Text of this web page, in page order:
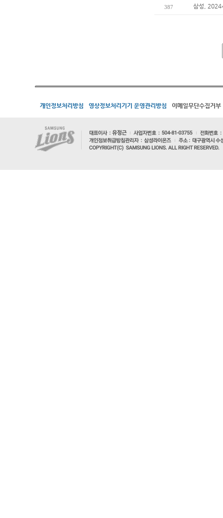
387 삼성, 2024
개인정보처리방침 영상정보처리기기 운영관리방침 이메일무단수집거부